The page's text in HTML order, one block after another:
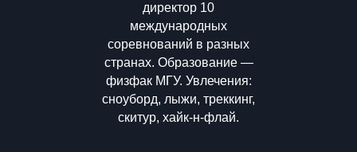
директор 10
международных
соревнований в разных
странах. Образование —
физфак МГУ. Увлечения:
сноуборд, лыжи, треккинг,
скитур, хайк-н-флай.